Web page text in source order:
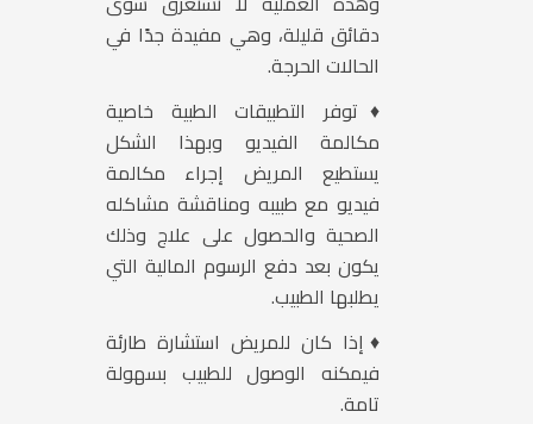
دقائق قليلة، وهي مفيدة جدًا في
الحالات الحرجة.
♦توفر التطبيقات الطبية خاصية
مكالمة الفيديو وبهذا الشكل
يستطيع المريض إجراء مكالمة
فيديو مع طبيبه ومناقشة مشاكله
الصحية والحصول على علاج وذلك
يكون بعد دفع الرسوم المالية التي
يطلبها الطبيب.
♦إذا كان للمريض استشارة طارئة
فيمكنه الوصول للطبيب بسهولة
تامة.